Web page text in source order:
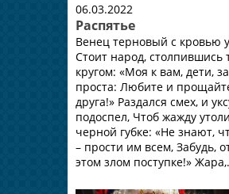
06.03.2022
Распятье
Венец терновый с кровью
Стоит народ, столпившись
кругом: «Моя к вам, дети,
проста: Любите и
друга!» Раздался смех, и
подоспел, Чтоб жажду
черной губке: «Не знают,
– прости им всем, Забудь,
этом злом поступке!»